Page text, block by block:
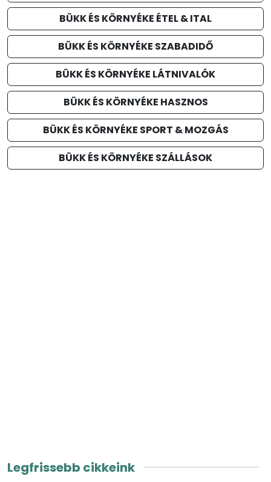
BÜKK ÉS KÖRNYÉKE ÉTEL & ITAL
BÜKK ÉS KÖRNYÉKE SZABADIDŐ
BÜKK ÉS KÖRNYÉKE LÁTNIVALÓK
BÜKK ÉS KÖRNYÉKE HASZNOS
BÜKK ÉS KÖRNYÉKE SPORT & MOZGÁS
BÜKK ÉS KÖRNYÉKE SZÁLLÁSOK
Legfrissebb cikkeink